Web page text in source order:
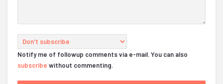
Notify me of followup comments via e-mail. You can also
subscribe without commenting.